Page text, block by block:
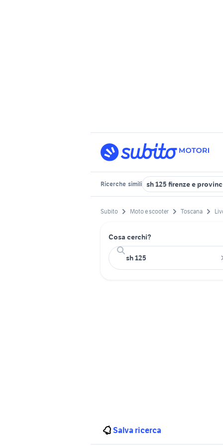
Ricerche simili sh 125 firenze e
Subito Moto e scooter Toscana
Cosa cerchi?
Salva ricerca